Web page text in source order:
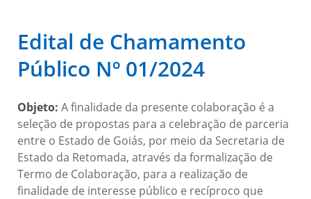
Edital de Chamamento
Público Nº 01/2024
Objeto: A finalidade da presente colaboração é a
seleção de propostas para a celebração de parceria
entre o Estado de Goiás, por meio da Secretaria de
Estado da Retomada, através da formalização de
Termo de Colaboração, para a realização de
finalidade de interesse público e recíproco que